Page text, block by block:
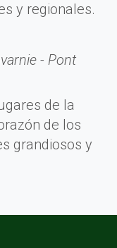
y regionales.
- Pont
de la
de los
grandiosos y